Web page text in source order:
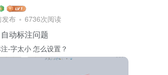
发布 6736次阅读
自动标注问题
-字太小 怎么设置？